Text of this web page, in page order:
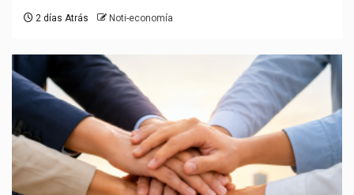
2 días Atrás Noti-economía